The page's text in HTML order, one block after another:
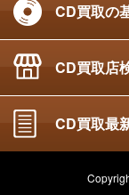
CD買取の
CD買取店
CD買取最